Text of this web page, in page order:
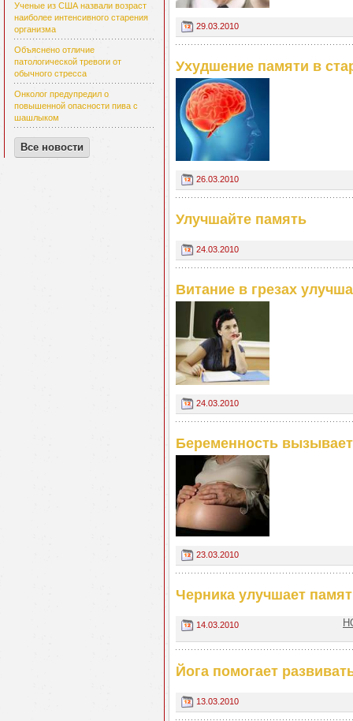
Ученые из США назвали возраст
наиболее интенсивного старения
организма
Объяснено отличие
патологической тревоги от
обычного стресса
Онколог предупредил о
повышенной опасности пива с
шашлыком
Все новости
29.03.2010
Ухудшение памяти в
26.03.2010
Улучшайте память
24.03.2010
Витание в грезах
24.03.2010
Беременность
23.03.2010
Черника улучшает
14.03.2010
Йога помогает
13.03.2010